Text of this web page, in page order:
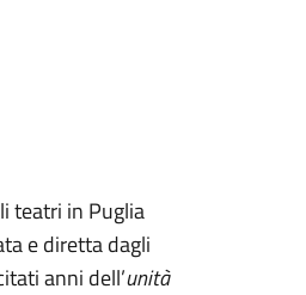
teatri in Puglia
e diretta dagli
anni dell’unità